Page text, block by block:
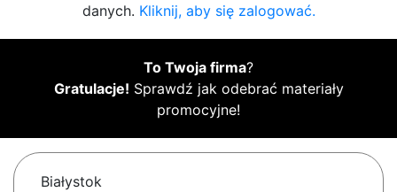
danych. Kliknij, aby się zalogować.
To Twoja firma?
Gratulacje! Sprawdź jak odebrać materiały
promocyjne!
Białystok